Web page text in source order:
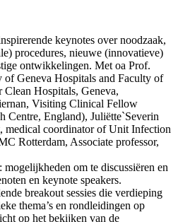
keynotes over noodzaak,
procedures, nieuwe (innovatieve)
ontwikkelingen. Met oa Prof.
Geneva Hospitals and Faculty of
Hospitals, Geneva,
Visiting Clinical Fellow
Centre, England), Juliëtte`Severin
medical coordinator of Unit Infection
Rotterdam, Associate professor,
om te discussiëren en
en keynote speakers.
breakout sessies die verdieping
thema’s en rondleidingen op
op het bekijken van de